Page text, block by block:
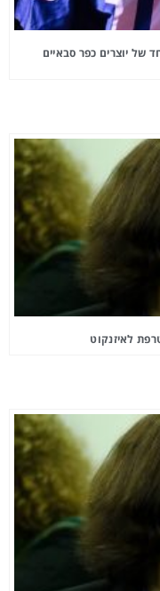
של יוצרים כפר סבאיים
לאיזנקוט